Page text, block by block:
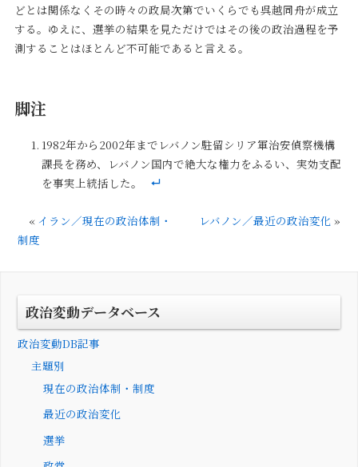
どとは関係なくその時々の政局次第でいくらでも呉越同舟が成立
する。ゆえに、選挙の結果を見ただけではその後の政治過程を予
測することはほとんど不可能であると言える。
脚注
1982年から2002年までレバノン駐留シリア軍治安偵察機構
課長を務め、レバノン国内で絶大な権力をふるい、実効支配
を事実上統括した。
« イラン／現在の政治体制・
制度
レバノン／最近の政治変化 »
政治変動データベース
政治変動DB記事
主題別
現在の政治体制・制度
最近の政治変化
選挙